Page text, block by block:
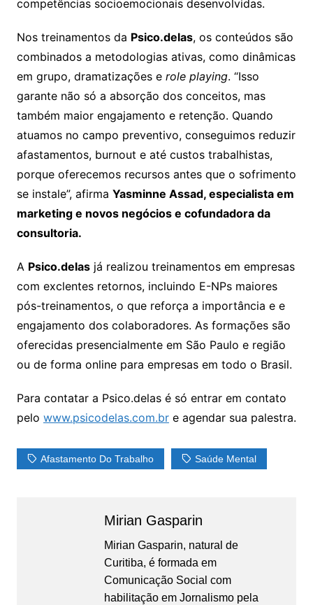
competências socioemocionais desenvolvidas.
Nos treinamentos da Psico.delas, os conteúdos são
combinados a metodologias ativas, como dinâmicas
em grupo, dramatizações e role playing. “Isso
garante não só a absorção dos conceitos, mas
também maior engajamento e retenção. Quando
atuamos no campo preventivo, conseguimos reduzir
afastamentos, burnout e até custos trabalhistas,
porque oferecemos recursos antes que o sofrimento
se instale”, afirma Yasminne Assad, especialista em
marketing e novos negócios e cofundadora da
consultoria.
A Psico.delasjá realizou treinamentos em empresas
com exclentes retornos, incluindo E-NPs maiores
pós-treinamentos, o que reforça a importância e e
engajamento dos colaboradores. As formações são
oferecidas presencialmente em São Paulo e região
ou de forma online para empresas em todo o Brasil.
Para contatar a Psico.delas é só entrar em contato
pelo www.psicodelas.com.bre agendar sua palestra.
Afastamento Do Trabalho Saúde Mental
Mirian Gasparin
Mirian Gasparin, natural de
Curitiba, é formada em
Comunicação Social com
habilitação em Jornalismo pela